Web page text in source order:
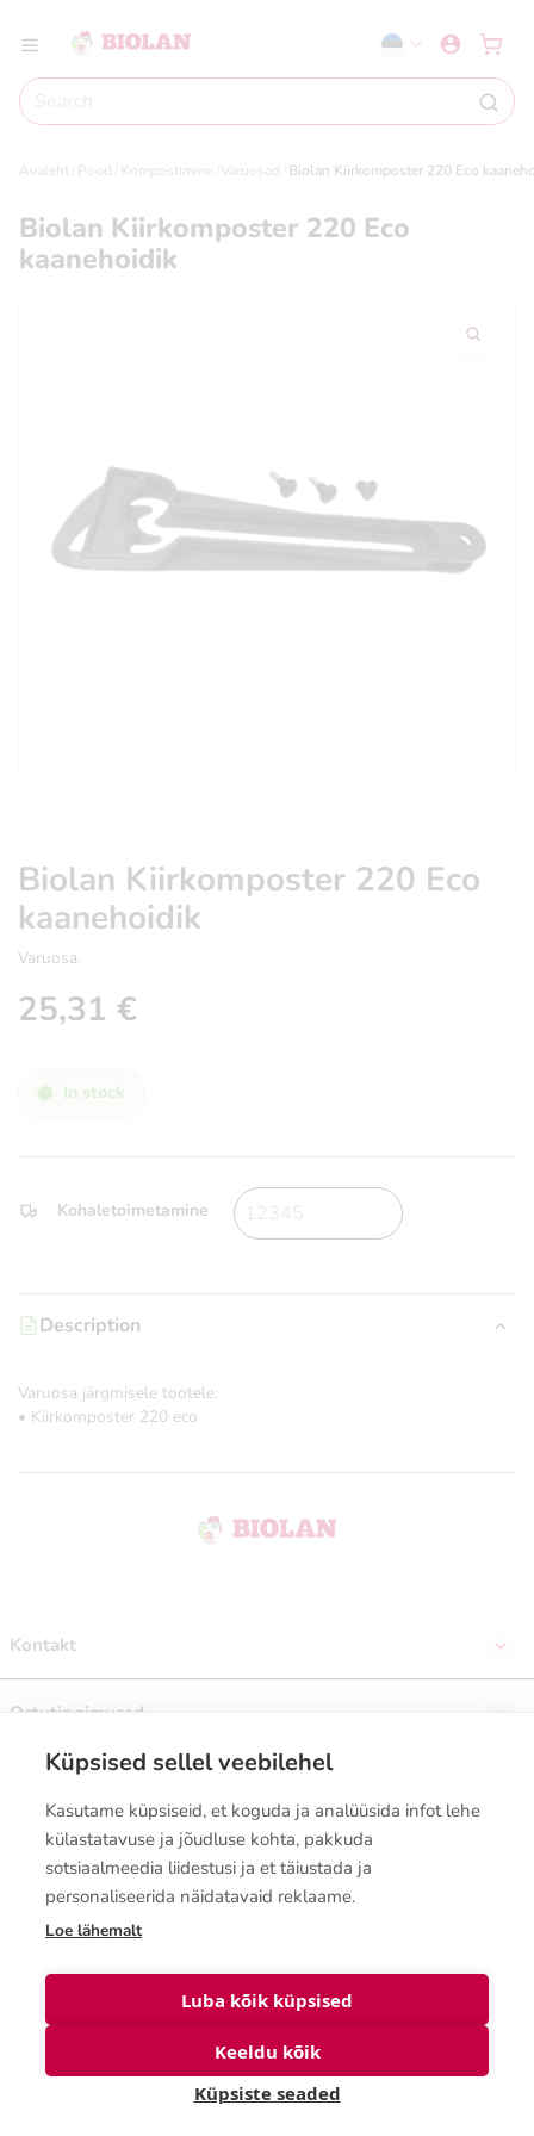
Avaleht Pood Kompostimine Varuosad Biolan Kiirkomposter 220 Eco
Biolan Kiirkomposter 220 Eco
kaanehoidik
Biolan Kiirkomposter 220 Eco
kaanehoidik
Varuosa.
25,31 €
In stock
Quantity
Add to cart
Kohaletoimetamine
Description
Varuosa järgmisele tootele:
• Kiirkomposter 220 eco
Kontakt
Ostutingimused
Telli uudiskiri
© Biolanshop 2026
Küpsised sellel veebilehel
Kasutame küpsiseid, et koguda ja analüüsida infot lehe
külastatavuse ja jõudluse kohta, pakkuda
sotsiaalmeedia liidestusi ja et täiustada ja
personaliseerida näidatavaid reklaame.
Loe lähemalt
Luba kõik küpsised
Keeldu kõik
Küpsiste seaded